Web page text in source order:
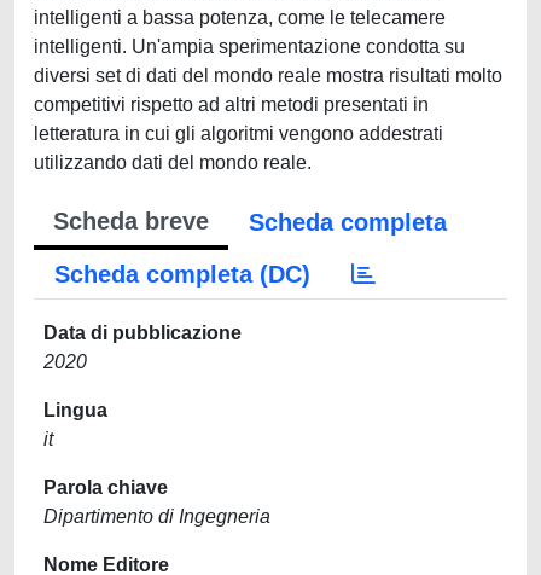
intelligenti a bassa potenza, come le telecamere
intelligenti. Un'ampia sperimentazione condotta su
diversi set di dati del mondo reale mostra risultati molto
competitivi rispetto ad altri metodi presentati in
letteratura in cui gli algoritmi vengono addestrati
utilizzando dati del mondo reale.
Scheda breve
Scheda completa
Scheda completa (DC)
Data di pubblicazione
2020
Lingua
it
Parola chiave
Dipartimento di Ingegneria
Nome Editore